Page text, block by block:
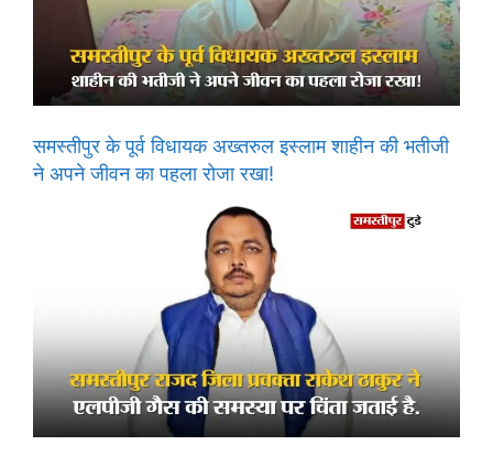
समस्तीपुर के पूर्व विधायक अख्तरुल इस्लाम शाहीन की भतीजी
ने अपने जीवन का पहला रोजा रखा!